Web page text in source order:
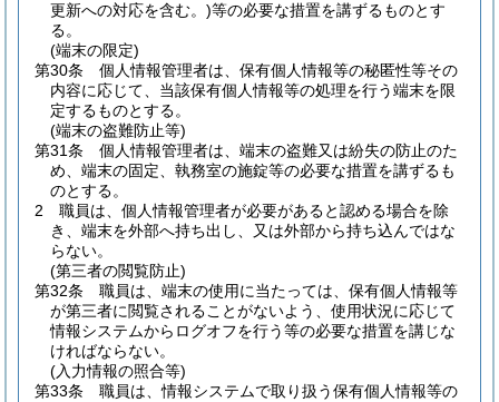
更新への対応を含む。)等の必要な措置を講ずるものとす
る。
(端末の限定)
第30条
個人情報管理者は、保有個人情報等の秘匿性等その
内容に応じて、当該保有個人情報等の処理を行う端末を限
定するものとする。
(端末の盗難防止等)
第31条
個人情報管理者は、端末の盗難又は紛失の防止のた
め、端末の固定、執務室の施錠等の必要な措置を講ずるも
のとする。
2
職員は、個人情報管理者が必要があると認める場合を除
き、端末を外部へ持ち出し、又は外部から持ち込んではな
らない。
(第三者の閲覧防止)
第32条
職員は、端末の使用に当たっては、保有個人情報等
が第三者に閲覧されることがないよう、使用状況に応じて
情報システムからログオフを行う等の必要な措置を講じな
ければならない。
(入力情報の照合等)
第33条
職員は、情報システムで取り扱う保有個人情報等の